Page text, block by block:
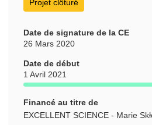
Projet clôturé
Date de signature de la CE
26 Mars 2020
Date de début
1 Avril 2021
Financé au titre de
EXCELLENT SCIENCE - Marie